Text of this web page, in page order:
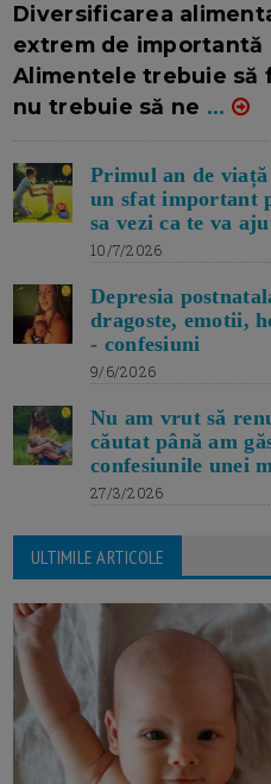
Diversificarea
extrem de importantă
Alimentele trebuie să
nu trebuie să ne ...
Primul an de
un sfat important
sa vezi ca te va
10/7/2026
Depresia
dragoste, emotii,
- confesiuni
9/6/2026
Nu am vrut să
căutat până am
confesiunile unei
27/3/2026
ULTIMILE ARTICOLE